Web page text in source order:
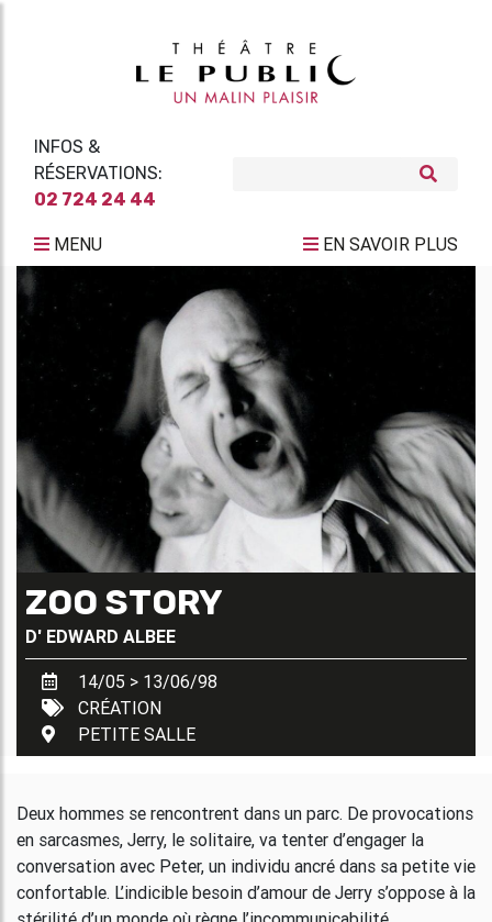
INFOS &
RÉSERVATIONS:
02 724 24 44
MENU EN SAVOIR PLUS
ZOO STORY
D' EDWARD ALBEE
14/05 > 13/06/98
CRÉATION
PETITE SALLE
Deux hommes se rencontrent dans un parc. De provocations
en sarcasmes, Jerry, le solitaire, va tenter d’engager la
conversation avec Peter, un individu ancré dans sa petite vie
confortable. L’indicible besoin d’amour de Jerry s’oppose à la